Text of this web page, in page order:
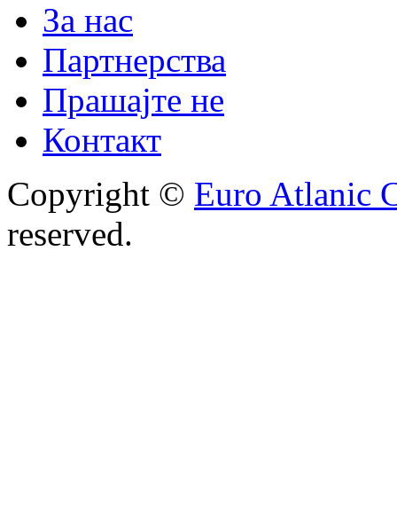
За нас
Партнерства
Прашајте не
Контакт
Copyright © Euro Atlanic
reserved.